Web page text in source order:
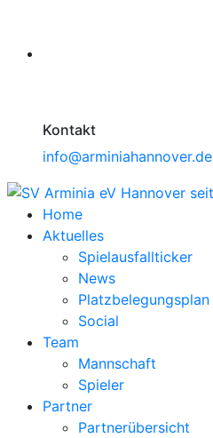
Kontakt
info@arminiahannover.de
Home
Aktuelles
Spielausfallticker
News
Platzbelegungsplan
Social
Team
Mannschaft
Spieler
Partner
Partnerübersicht